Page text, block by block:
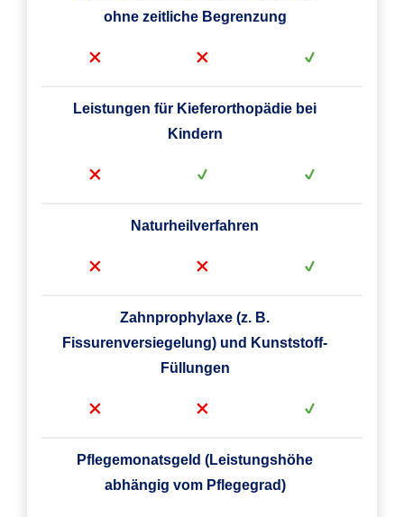
ohne zeitliche Begrenzung
Leistungen für Kieferorthopädie bei
Kindern
Naturheilverfahren
Zahnprophylaxe (z. B.
Fissurenversiegelung) und Kunststoff-
Füllungen
Pflegemonatsgeld (Leistungshöhe
abhängig vom Pflegegrad)